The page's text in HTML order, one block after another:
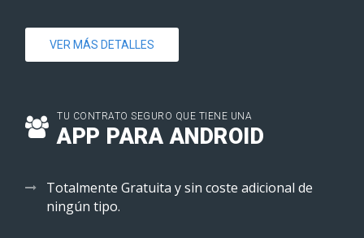
VER MÁS DETALLES
TU CONTRATO SEGURO QUE TIENE UNA
APP PARA ANDROID
Totalmente Gratuita y sin coste adicional de
ningún tipo.